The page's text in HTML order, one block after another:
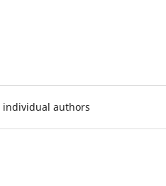
individual authors